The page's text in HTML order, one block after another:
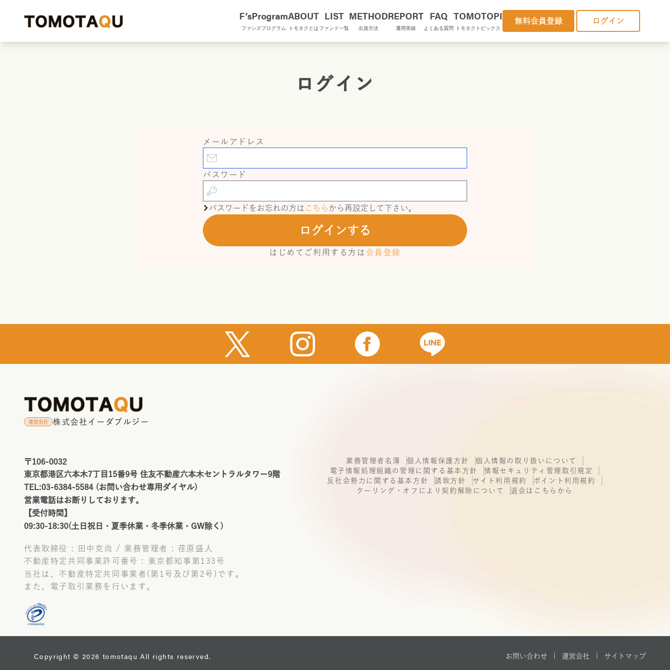
F’sProgram
ファンズプログラム
ABOUT
トモタクとは
LIST
ファンド一覧
METHOD
出資方法
REPORT
運用実績
FAQ
よくある質問
TOMOTOPI
トモタクトピックス
無料会員登録 ログイン
ログイン
メールアドレス
パスワード
パスワードをお忘れの方は こちら から再設定して下さい。
ログインする
はじめてご利用する方は 会員登録
運営会社 株式会社イーダブルジー
〒106-0032
東京都港区六本木7丁目15番9号 住友不動産六本木セントラルタワー9階
TEL:03-6384-5584 (お問い合わせ専用ダイヤル)
営業電話はお断りしております。
【受付時間】
09:30-18:30(土日祝日・夏季休業・冬季休業・GW除く)
代表取締役 : 田中克尚 / 業務管理者 : 荏原盛人
不動産特定共同事業許可番号 : 東京都知事第133号
当社は、不動産特定共同事業者(第1号及び第2号)です。
また、電子取引業務を行います。
業務管理者名簿 個人情報保護方針
個人情報の取り扱いについて
電子情報処理組織の管理に関する基本方針
情報セキュリティ管理取引規定
反社会勢力に関する基本方針
誘致方針 サイト利用規約
ポイント利用規約
クーリング・オフにより契約解除について
退会はこちらから
Copyright © 2026 tomotaqu All rights reserved. お問い合わせ | 運営会社 サイトマップ